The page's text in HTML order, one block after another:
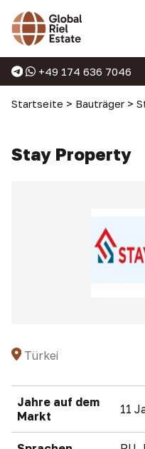
+49 174 636 7046
Startseite > Bauträger >
Stay Property
Türkei
Jahre auf dem
Markt
11